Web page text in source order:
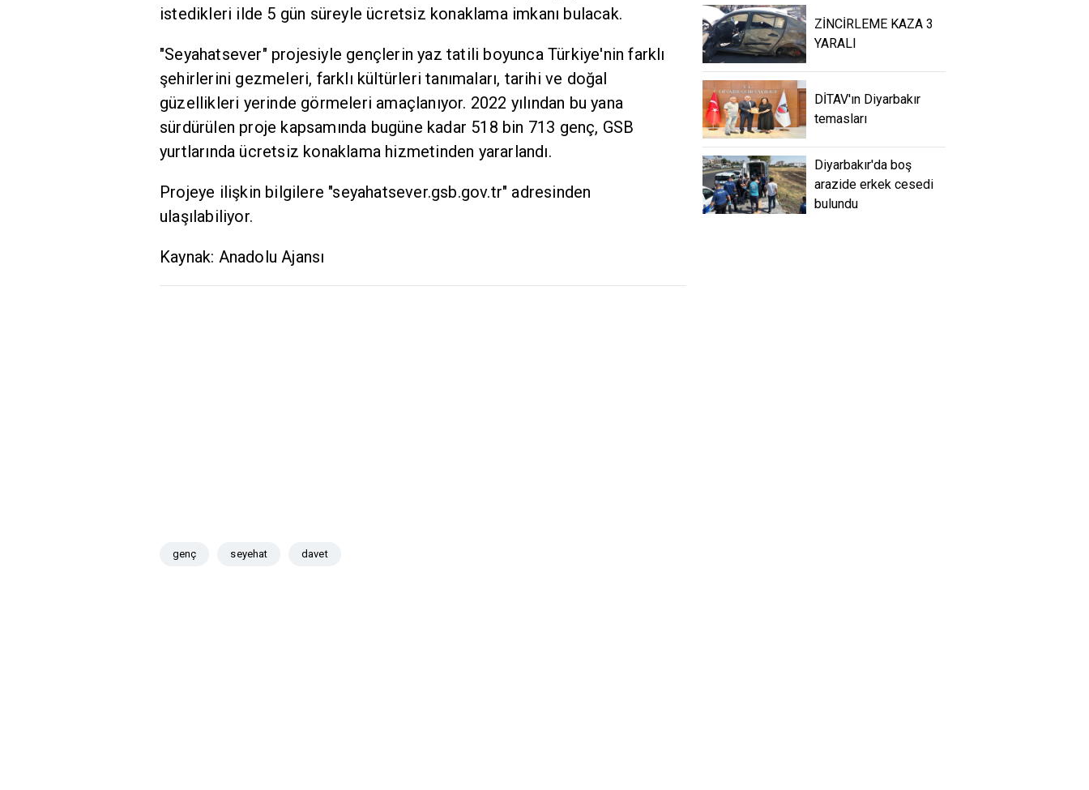
istedikleri ilde 5 gün süreyle ücretsiz konaklama imkanı bulacak.
"Seyahatsever" projesiyle gençlerin yaz tatili boyunca Türkiye'nin farklı
şehirlerini gezmeleri, farklı kültürleri tanımaları, tarihi ve doğal
güzellikleri yerinde görmeleri amaçlanıyor. 2022 yılından bu yana
sürdürülen proje kapsamında bugüne kadar 518 bin 713 genç, GSB
yurtlarında ücretsiz konaklama hizmetinden yararlandı.
Projeye ilişkin bilgilere "seyahatsever.gsb.gov.tr" adresinden
ulaşılabiliyor.
Kaynak: Anadolu Ajansı
genç seyehat davet
ZİNCİRLEME KAZA 3
YARALI
DİTAV'ın Diyarbakır
temasları
Diyarbakır'da boş
arazide erkek cesedi
bulundu